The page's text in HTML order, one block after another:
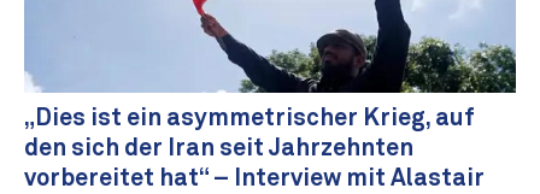
„Dies ist ein asymmetrischer Krieg, auf
den sich der Iran seit Jahrzehnten
vorbereitet hat“ – Interview mit Alastair